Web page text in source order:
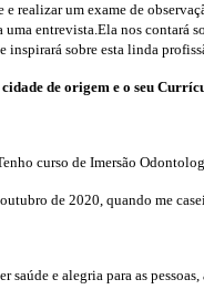
realizar um exame de
entrevista.Ela nos contará
inspirará sobre esta linda
de origem e o seu
curso de Imersão
de 2020, quando me
e alegria para as